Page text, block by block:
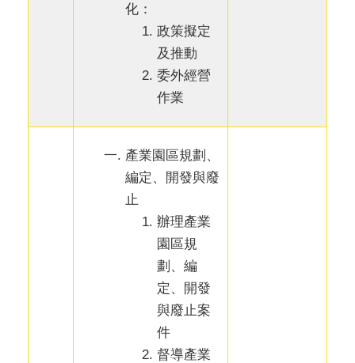
化：
政策擬定
及推動
委外經營
作業
產業園區規劃、
編定、開發與廢
止
辦理產業
園區規
劃、編
定、開發
與廢止案
件
督導產業